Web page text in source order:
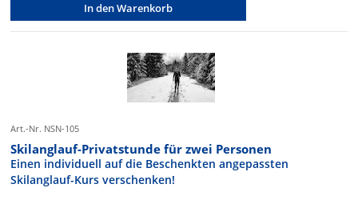
In den Warenkorb
Art.-Nr. NSN-105
Skilanglauf-Privatstunde für zwei Personen
Einen individuell auf die Beschenkten angepassten
Skilanglauf-Kurs verschenken!